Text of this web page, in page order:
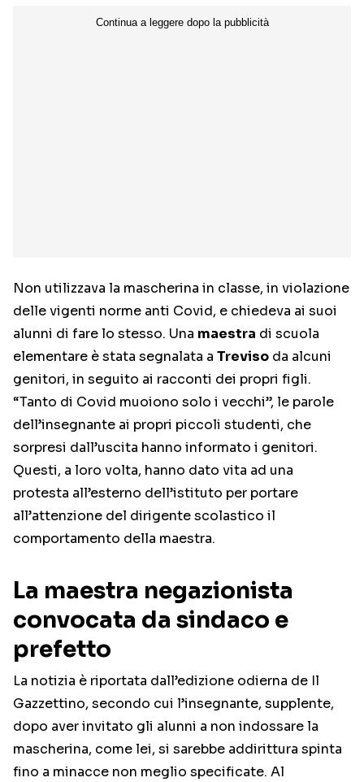
Non utilizzava la mascherina in classe, in violazione
delle vigenti norme anti Covid, e chiedeva ai suoi
alunni di fare lo stesso. Una maestra di scuola
elementare è stata segnalata a Treviso da alcuni
genitori, in seguito ai racconti dei propri figli.
“Tanto di Covid muoiono solo i vecchi”, le parole
dell’insegnante ai propri piccoli studenti, che
sorpresi dall’uscita hanno informato i genitori.
Questi, a loro volta, hanno dato vita ad una
protesta all’esterno dell’istituto per portare
all’attenzione del dirigente scolastico il
comportamento della maestra.
La maestra negazionista
convocata da sindaco e
prefetto
La notizia è riportata dall’edizione odierna de Il
Gazzettino, secondo cui l’insegnante, supplente,
dopo aver invitato gli alunni a non indossare la
mascherina, come lei, si sarebbe addirittura spinta
fino a minacce non meglio specificate. Al